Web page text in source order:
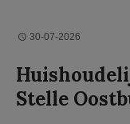
30-07-2026
Stelle